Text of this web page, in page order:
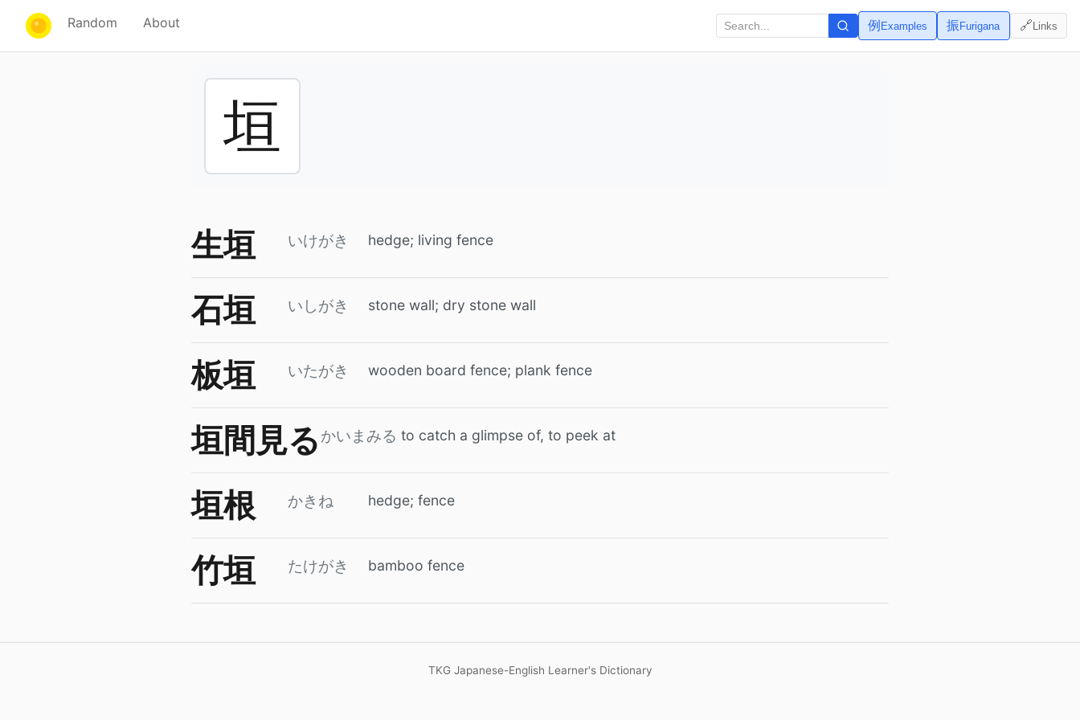
Random About 例 Examples 振Furigana 🔗Links
垣
生垣 いけがき hedge; living fence
石垣 いしがき stone wall; dry stone wall
板垣 いたがき wooden board fence; plank fence
垣間見る かいまみる to catch a glimpse of, to peek at
垣根 かきね hedge; fence
竹垣 たけがき bamboo fence
TKG Japanese-English Learner's Dictionary